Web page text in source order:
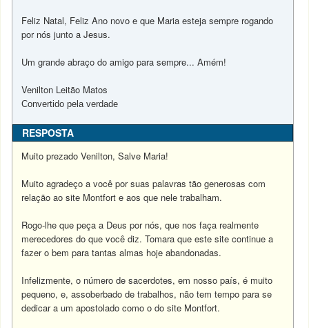
Feliz Natal, Feliz Ano novo e que Maria esteja sempre rogando
por nós junto a Jesus.
Um grande abraço do amigo para sempre... Amém!
Venilton Leitão Matos
Convertido pela verdade
RESPOSTA
Muito prezado Venilton, Salve Maria!
Muito agradeço a você por suas palavras tão generosas com
relação ao site Montfort e aos que nele trabalham.
Rogo-lhe que peça a Deus por nós, que nos faça realmente
merecedores do que você diz. Tomara que este site continue a
fazer o bem para tantas almas hoje abandonadas.
Infelizmente, o número de sacerdotes, em nosso país, é muito
pequeno, e, assoberbado de trabalhos, não tem tempo para se
dedicar a um apostolado como o do site Montfort.